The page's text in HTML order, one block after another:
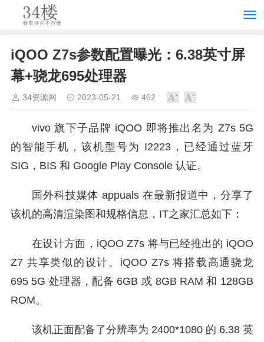
iQOO Z7s参数配置曝光：6.38英寸屏
幕+骁龙695处理器
34资源网 2023-05-21 462
vivo 旗下子品牌 iQOO 即将推出名为 Z7s 5G
的智能手机，该机型号为 I2223，已经通过蓝牙
SIG，BIS 和 Google Play Console 认证。
国外科技媒体 appuals 在最新报道中，分享了
该机的高清渲染图和规格信息，IT之家汇总如下：
在设计方面，iQOO Z7s 将与已经推出的 iQOO
Z7 共享类似的设计。iQOO Z7s 将搭载高通骁龙
695 5G 处理器，配备 6GB 或 8GB RAM 和 128GB
ROM。
该机正面配备了分辨率为 2400*1080 的 6.38 英